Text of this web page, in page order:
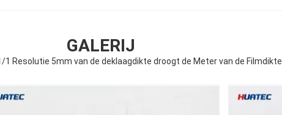
GALERIJ
1 Resolutie 5mm van de deklaagdikte droogt de Meter van de Filmdikte